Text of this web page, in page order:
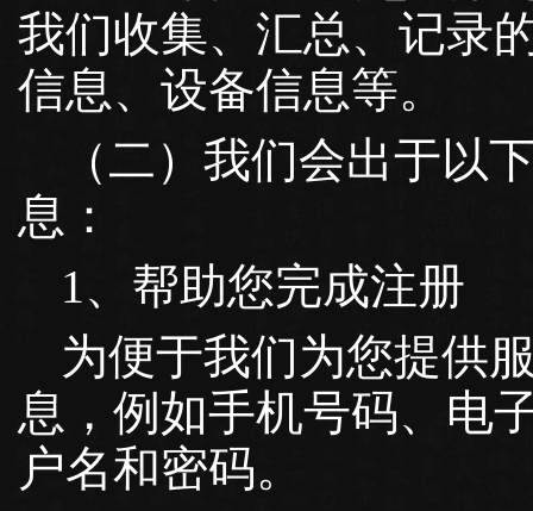
我们收集、汇总、记录
信息、设备信息等。
（二）我们会出于以
息：
1、帮助您完成注册
为便于我们为您提供
息，例如手机号码、电
户名和密码。